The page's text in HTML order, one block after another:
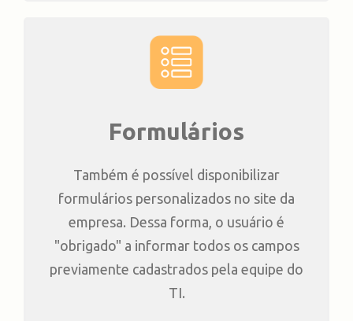
Formulários
Também é possível disponibilizar
formulários personalizados no site da
empresa. Dessa forma, o usuário é
"obrigado" a informar todos os campos
previamente cadastrados pela equipe do
TI.